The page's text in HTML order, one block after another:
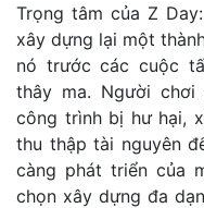
Trọng tâm của Z
xây dựng lại một
nó trước các cuộc
thây ma. Người
công trình bị hư hại,
thu thập tài nguyên
càng phát triển của
chọn xây dựng đa